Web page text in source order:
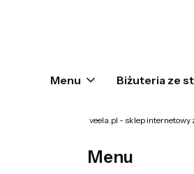
Menu Biżuteria ze
veela.pl - sklep internetowy
Menu